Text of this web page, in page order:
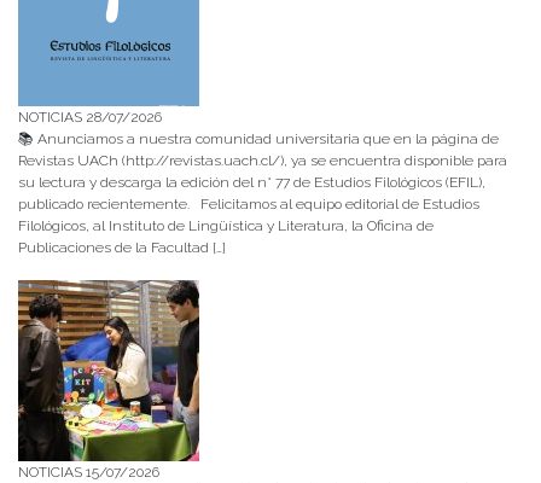
NOTICIAS 28/07/2026
📚 Anunciamos a nuestra comunidad universitaria que en la página de
Revistas UACh (http://revistas.uach.cl/), ya se encuentra disponible para
su lectura y descarga la edición del n° 77 de Estudios Filológicos (EFIL),
publicado recientemente. Felicitamos al equipo editorial de Estudios
Filológicos, al Instituto de Lingüística y Literatura, la Oficina de
Publicaciones de la Facultad […]
NOTICIAS 15/07/2026